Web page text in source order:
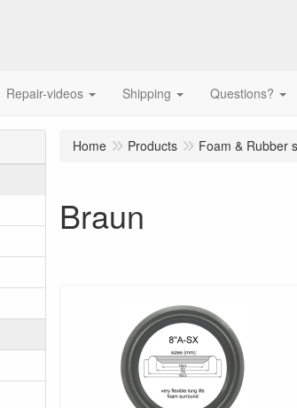
Repair-videos Shipping Questions?
Home Products Foam & Rubber
Braun